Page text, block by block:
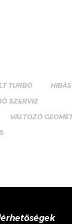
TURBÓ
SZERVIZ
VÁLTOZÓ